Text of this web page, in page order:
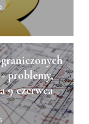
problemy,
9 czerwca